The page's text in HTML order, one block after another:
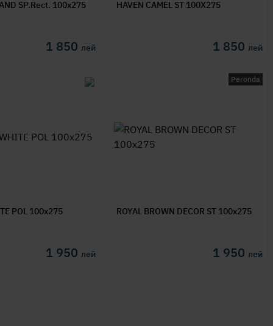
SP.Rect. 100x275
1 850 лей
HAVEN CAMEL ST 100X275
1 850 лей
WHITE POL 100x275
1 950 лей
Peronda
ROYAL BROWN DECOR ST 100x275
1 950 лей